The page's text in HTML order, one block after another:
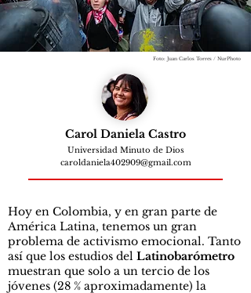
Foto: Juan Carlos Torres / NurPhoto
Carol Daniela Castro
Universidad Minuto de Dios
caroldaniela402909@gmail.com
Hoy en Colombia, y en gran parte de
América Latina, tenemos un gran
problema de activismo emocional. Tanto
así que los estudios del Latinobarómetro
muestran que solo a un tercio de los
jóvenes (28 % aproximadamente) la